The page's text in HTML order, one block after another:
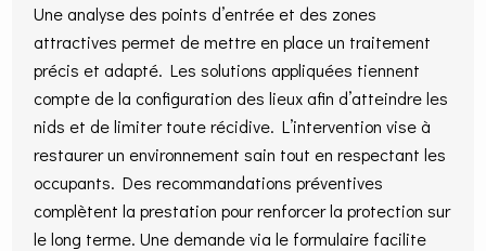
Une analyse des points d’entrée et des zones
attractives permet de mettre en place un traitement
précis et adapté. Les solutions appliquées tiennent
compte de la configuration des lieux afin d’atteindre les
nids et de limiter toute récidive. L’intervention vise à
restaurer un environnement sain tout en respectant les
occupants. Des recommandations préventives
complètent la prestation pour renforcer la protection sur
le long terme. Une demande via le formulaire facilite